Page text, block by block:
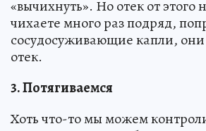
«вычихнуть». Но отек от этого
чихаете много раз подряд,
сосудосуживающие капли, они
отек.
3. Потягиваемся
Хоть что-то мы можем